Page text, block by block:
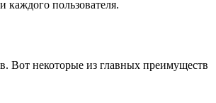
каждого пользователя.
Вот некоторые из главных преимуществ